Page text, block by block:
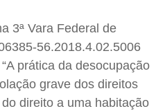
3ª Vara Federal de
56.2018.4.02.5006
prática da desocupação
grave dos direitos
direito a uma habitação